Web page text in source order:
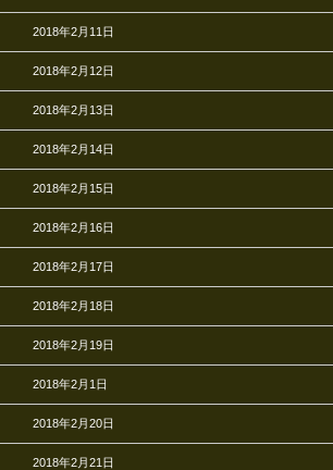
2018年2月11日
2018年2月12日
2018年2月13日
2018年2月14日
2018年2月15日
2018年2月16日
2018年2月17日
2018年2月18日
2018年2月19日
2018年2月1日
2018年2月20日
2018年2月21日